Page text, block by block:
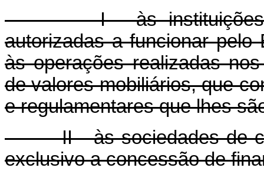
I - às instituições
autorizadas a funcionar
às operações realizadas
de valores mobiliários, que
e regulamentares que lhes
II - às sociedades de
exclusivo a concessão de